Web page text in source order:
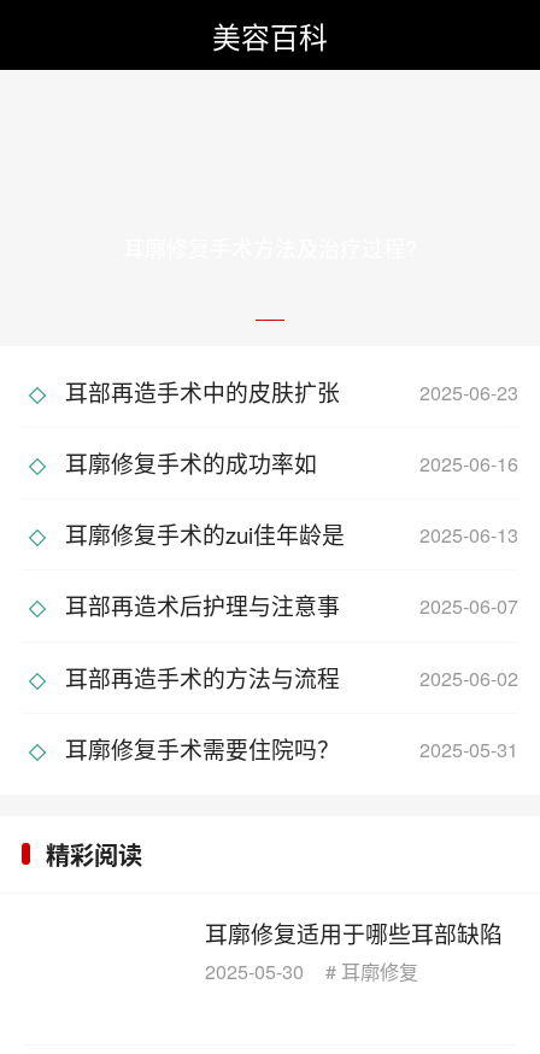
美容百科
耳部再造手术中的皮肤扩张
技
2025-06-23
耳廓修复手术的成功率如
何？
2025-06-16
耳廓修复手术的zui佳年龄是
何
2025-06-13
耳部再造术后护理与注意事
项
2025-06-07
耳部再造手术的方法与流程 2025-06-02
耳廓修复手术需要住院吗？ 2025-05-31
精彩阅读
耳廓修复适用于哪些耳部缺陷
2025-05-30 # 耳廓修复